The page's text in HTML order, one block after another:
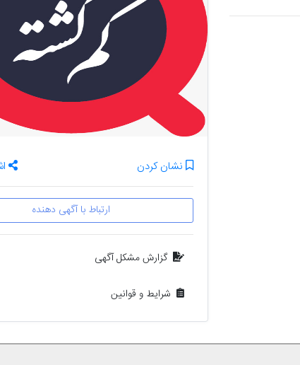
نشان کردن
ارتباط با آگهی دهنده
گزارش مشکل آگهی
شرایط و قوانین